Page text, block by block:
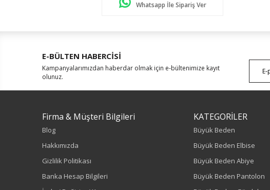
Whatsapp İle Sipariş Ver
E-BÜLTEN HABERCİSİ
Kampanyalarımızdan haberdar olmak için e-bültenimize kayıt
olunuz.
Firma & Müşteri Bilgileri
Blog
Hakkımızda
Gizlilik Politikası
Banka Hesap Bilgileri
KATEGORİLER
Büyük Beden
Büyük Beden Elbise
Büyük Beden Abiye
Büyük Beden Pantolon